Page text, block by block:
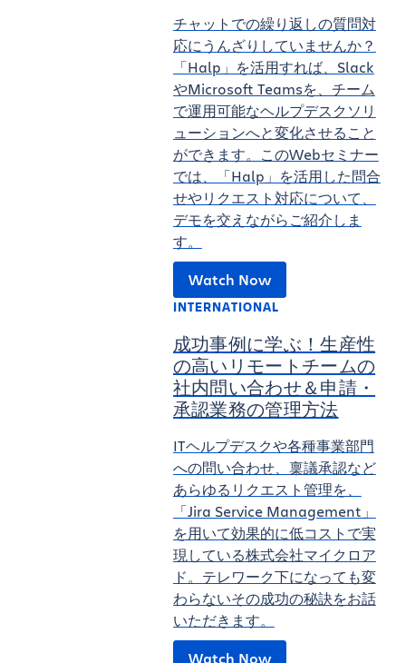
チャットでの繰り返しの質問対
応にうんざりしていませんか？
「Halp」を活用すれば、Slack
やMicrosoft Teamsを、チーム
で運用可能なヘルプデスクソリ
ューションへと変化させること
ができます。このWebセミナー
では、「Halp」を活用した問合
せやリクエスト対応について、
デモを交えながらご紹介しま
す。
Watch Now
INTERNATIONAL
成功事例に学ぶ！生産性
の高いリモートチームの
社内問い合わせ＆申請・
承認業務の管理方法
ITヘルプデスクや各種事業部門
への問い合わせ、稟議承認など
あらゆるリクエスト管理を、
「Jira Service Management」
を用いて効果的に低コストで実
現している株式会社マイクロア
ド。テレワーク下になっても変
わらないその成功の秘訣をお話
いただきます。
Watch Now